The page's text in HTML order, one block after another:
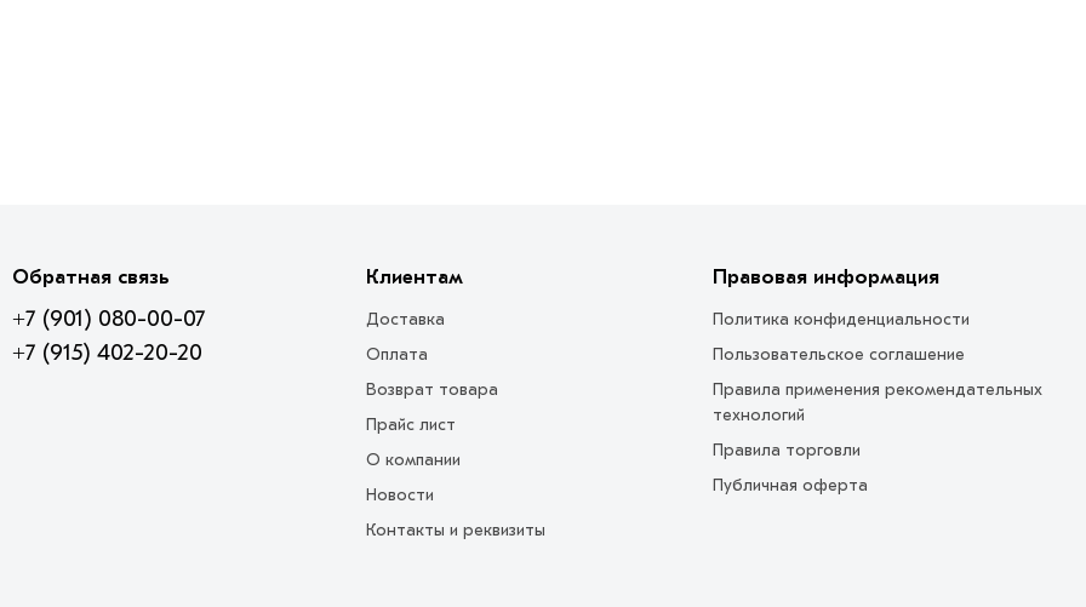
Обратная связь
+7 (901) 080-00-07
+7 (915) 402-20-20
Клиентам
Доставка
Оплата
Возврат товара
Прайс лист
О компании
Новости
Контакты и реквизиты
Правовая информация
Политика конфиденциальности
Пользовательское соглашение
Правила применения рекомендательных
технологий
Правила торговли
Публичная оферта